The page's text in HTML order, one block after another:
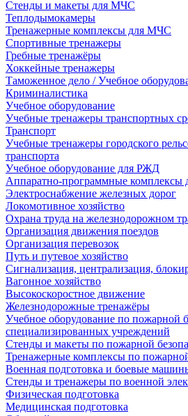
Стенды и макеты для МЧС
Теплодымокамеры
Тренажерные комплексы для МЧС
Спортивные тренажеры
Гребные тренажёры
Хоккейные тренажеры
Таможенное дело / Учебное
Криминалистика
Учебное оборудование
Учебные тренажеры транспортных
Транспорт
Учебные тренажеры городского
транспорта
Учебное оборудование для РЖД
Аппаратно-программные
Электроснабжение железных дорог
Локомотивное хозяйство
Охрана труда на железнодорожном
Организация движения поездов
Организация перевозок
Путь и путевое хозяйство
Сигнализация, централизация,
Вагонное хозяйство
Высокоскоростное движение
Железнодорожные тренажёры
Учебное оборудование по пожарной
специализированных учреждений
Стенды и макеты по пожарной
Тренажерные комплексы по
Военная подготовка и боевые
Стенды и тренажеры по военной
Физическая подготовка
Медицинская подготовка